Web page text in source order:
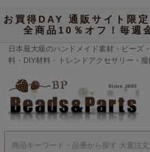
お買得DAY 通販サイト限
全商品10％オフ！毎
日本最大級のハンドメイド素材・ビーズ
料・DIY材料・トレンドアクセサリー・